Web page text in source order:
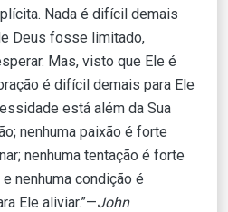
Nada é difícil demais
Deus fosse limitado,
Mas, visto que Ele é
é difícil demais para Ele
está além da Sua
nenhuma paixão é forte
nenhuma tentação é forte
nenhuma condição é
Ele aliviar.”—John